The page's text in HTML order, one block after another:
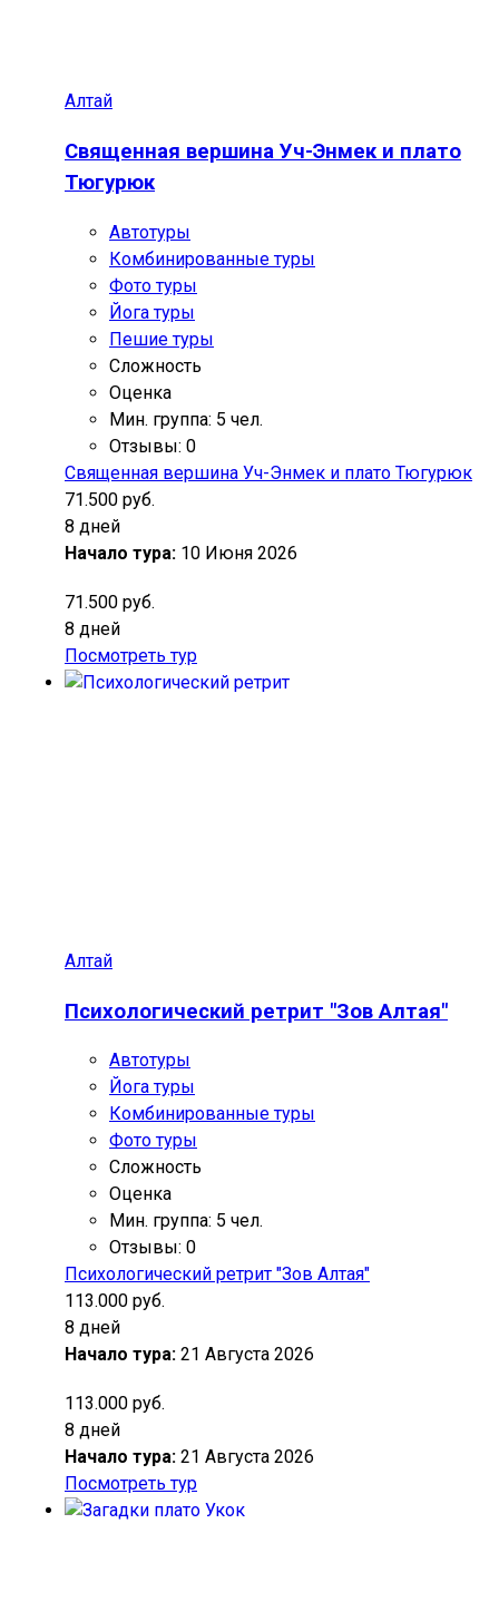
Алтай
Священная вершина Уч-Энмек и плато
Тюгурюк
Автотуры
Комбинированные туры
Фото туры
Йога туры
Пешие туры
Сложность
Оценка
Мин. группа: 5 чел.
Отзывы: 0
Священная вершина Уч-Энмек и плато Тюгурюк
71.500 руб.
8 дней
Начало тура: 10 Июня 2026
71.500 руб.
8 дней
Посмотреть тур
Алтай
Психологический ретрит "Зов Алтая"
Автотуры
Йога туры
Комбинированные туры
Фото туры
Сложность
Оценка
Мин. группа: 5 чел.
Отзывы: 0
Психологический ретрит "Зов Алтая"
113.000 руб.
8 дней
Начало тура: 21 Августа 2026
113.000 руб.
8 дней
Начало тура: 21 Августа 2026
Посмотреть тур